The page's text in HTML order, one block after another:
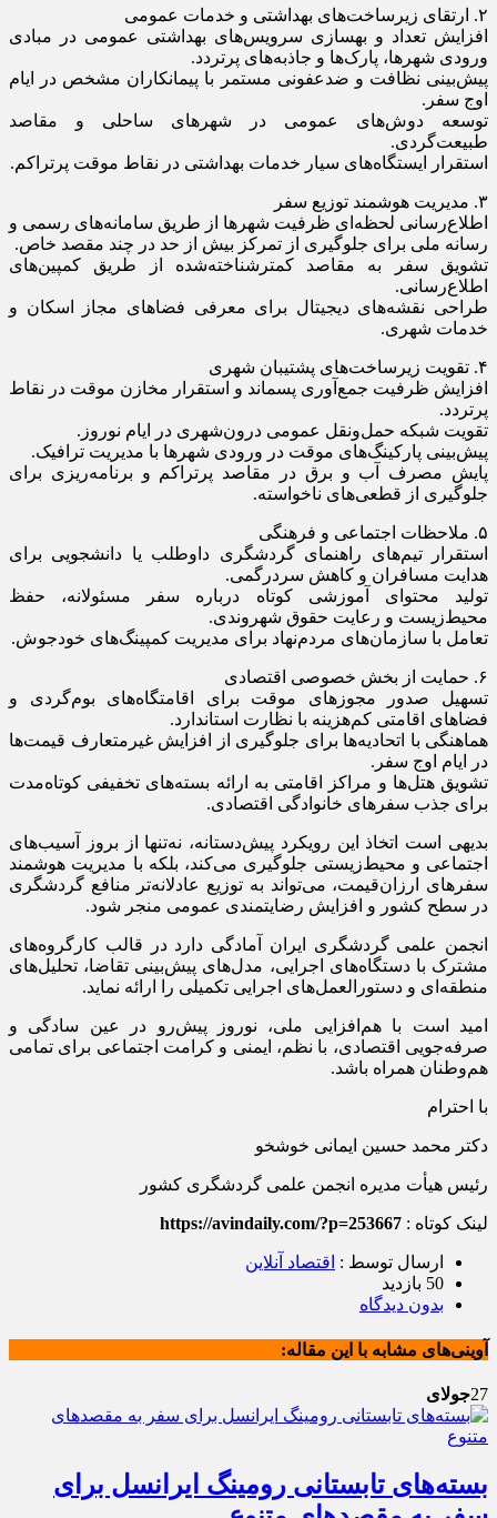
۲. ارتقای زیرساخت‌های بهداشتی و خدمات عمومی
افزایش تعداد و بهسازی سرویس‌های بهداشتی عمومی در مبادی
ورودی شهرها، پارک‌ها و جاذبه‌های پرتردد.
پیش‌بینی نظافت و ضدعفونی مستمر با پیمانکاران مشخص در ایام
اوج سفر.
توسعه دوش‌های عمومی در شهرهای ساحلی و مقاصد
طبیعت‌گردی.
استقرار ایستگاه‌های سیار خدمات بهداشتی در نقاط موقت پرتراکم.
۳. مدیریت هوشمند توزیع سفر
اطلاع‌رسانی لحظه‌ای ظرفیت شهرها از طریق سامانه‌های رسمی و
رسانه ملی برای جلوگیری از تمرکز بیش از حد در چند مقصد خاص.
تشویق سفر به مقاصد کمترشناخته‌شده از طریق کمپین‌های
اطلاع‌رسانی.
طراحی نقشه‌های دیجیتال برای معرفی فضاهای مجاز اسکان و
خدمات شهری.
۴. تقویت زیرساخت‌های پشتیبان شهری
افزایش ظرفیت جمع‌آوری پسماند و استقرار مخازن موقت در نقاط
پرتردد.
تقویت شبکه حمل‌ونقل عمومی درون‌شهری در ایام نوروز.
پیش‌بینی پارکینگ‌های موقت در ورودی شهرها با مدیریت ترافیک.
پایش مصرف آب و برق در مقاصد پرتراکم و برنامه‌ریزی برای
جلوگیری از قطعی‌های ناخواسته.
۵. ملاحظات اجتماعی و فرهنگی
استقرار تیم‌های راهنمای گردشگری داوطلب یا دانشجویی برای
هدایت مسافران و کاهش سردرگمی.
تولید محتوای آموزشی کوتاه درباره سفر مسئولانه، حفظ
محیط‌زیست و رعایت حقوق شهروندی.
تعامل با سازمان‌های مردم‌نهاد برای مدیریت کمپینگ‌های خودجوش.
۶. حمایت از بخش خصوصی اقتصادی
تسهیل صدور مجوزهای موقت برای اقامتگاه‌های بوم‌گردی و
فضاهای اقامتی کم‌هزینه با نظارت استاندارد.
هماهنگی با اتحادیه‌ها برای جلوگیری از افزایش غیرمتعارف قیمت‌ها
در ایام اوج سفر.
تشویق هتل‌ها و مراکز اقامتی به ارائه بسته‌های تخفیفی کوتاه‌مدت
برای جذب سفرهای خانوادگی اقتصادی.
بدیهی است اتخاذ این رویکرد پیش‌دستانه، نه‌تنها از بروز آسیب‌های
اجتماعی و محیط‌زیستی جلوگیری می‌کند، بلکه با مدیریت هوشمند
سفرهای ارزان‌قیمت، می‌تواند به توزیع عادلانه‌تر منافع گردشگری
در سطح کشور و افزایش رضایتمندی عمومی منجر شود.
انجمن علمی گردشگری ایران آمادگی دارد در قالب کارگروه‌های
مشترک با دستگاه‌های اجرایی، مدل‌های پیش‌بینی تقاضا، تحلیل‌های
منطقه‌ای و دستورالعمل‌های اجرایی تکمیلی را ارائه نماید.
امید است با هم‌افزایی ملی، نوروز پیش‌رو در عین سادگی و
صرفه‌جویی اقتصادی، با نظم، ایمنی و کرامت اجتماعی برای تمامی
هم‌وطنان همراه باشد.
با احترام
دکتر محمد حسین ایمانی خوشخو
رئیس هیأت مدیره انجمن علمی گردشگری کشور
لینک کوتاه : https://avindaily.com/?p=253667
ارسال توسط : اقتصاد آنلاین
50 بازدید
بدون دیدگاه
آوینی‌های مشابه با این مقاله:
27جولای
بسته‌های تابستانی رومینگ ایرانسل برای